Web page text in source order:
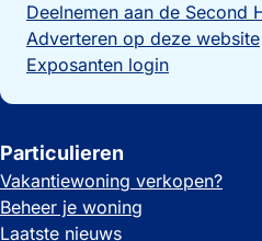
Deelnemen aan de Second
Adverteren op deze website
Exposanten login
Particulieren
Vakantiewoning verkopen?
Beheer je woning
Laatste nieuws